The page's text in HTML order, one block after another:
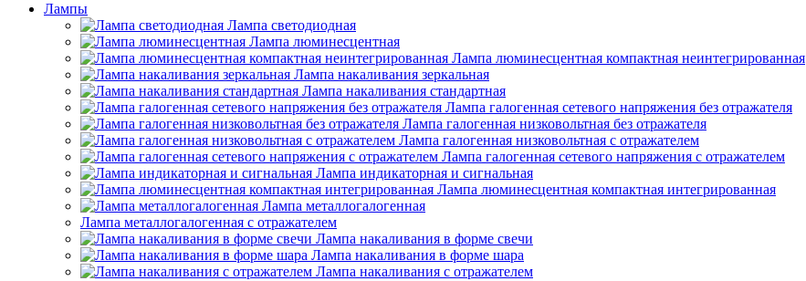
Лампы
Лампа светодиодная
Лампа люминесцентная
Лампа люминесцентная компактная неинтегрированная
Лампа накаливания зеркальная
Лампа накаливания стандартная
Лампа галогенная сетевого напряжения без отражателя
Лампа галогенная низковольтная без отражателя
Лампа галогенная низковольтная с отражателем
Лампа галогенная сетевого напряжения с отражателем
Лампа индикаторная и сигнальная
Лампа люминесцентная компактная интегрированная
Лампа металлогалогенная
Лампа металлогалогенная с отражателем
Лампа накаливания в форме свечи
Лампа накаливания в форме шара
Лампа накаливания с отражателем